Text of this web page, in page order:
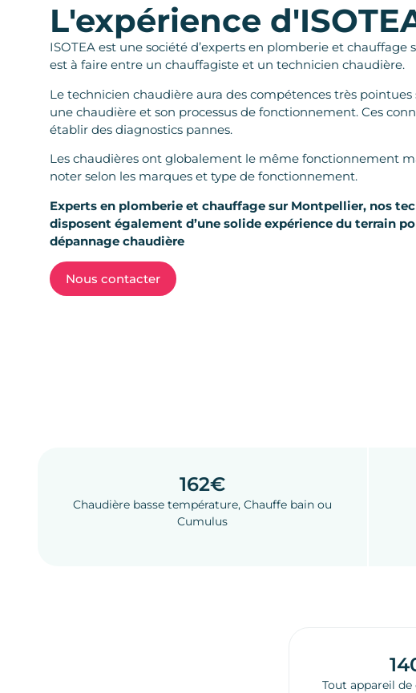
L'expérience
ISOTEA est une société d’experts en plomberie et
est à faire entre un chauffagiste et un technicien chaudière.
Le technicien chaudière aura des compétences très
une chaudière et son processus de fonctionnement. Ces
établir des diagnostics pannes.
Les chaudières ont globalement le même fonctionnement
noter selon les marques et type de fonctionnement.
Experts en plomberie et chauffage sur Montpellier, nos
disposent également d’une solide expérience du terrain
dépannage chaudière
Nous contacter
162€
Chaudière basse température, Chauffe bain ou
Cumulus
Tout appareil de